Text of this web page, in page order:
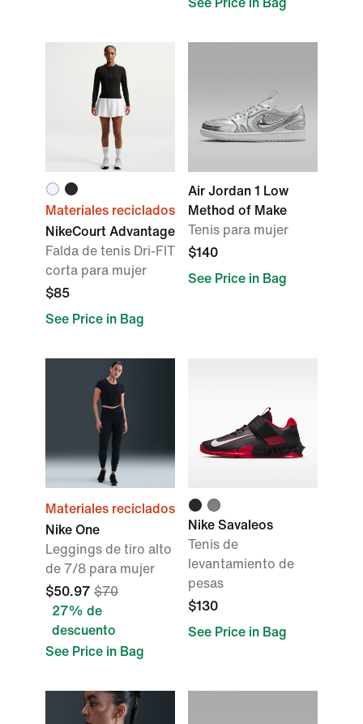
See Price in Bag
Materiales reciclados
NikeCourt Advantage
Falda de tenis Dri-FIT
corta para mujer
$85
See Price in Bag
Air Jordan 1 Low
Method of Make
Tenis para mujer
$140
See Price in Bag
Materiales reciclados
Nike One
Leggings de tiro alto
de 7/8 para mujer
$50.97 $70
27% de
descuento
See Price in Bag
Nike Savaleos
Tenis de
levantamiento de
pesas
$130
See Price in Bag